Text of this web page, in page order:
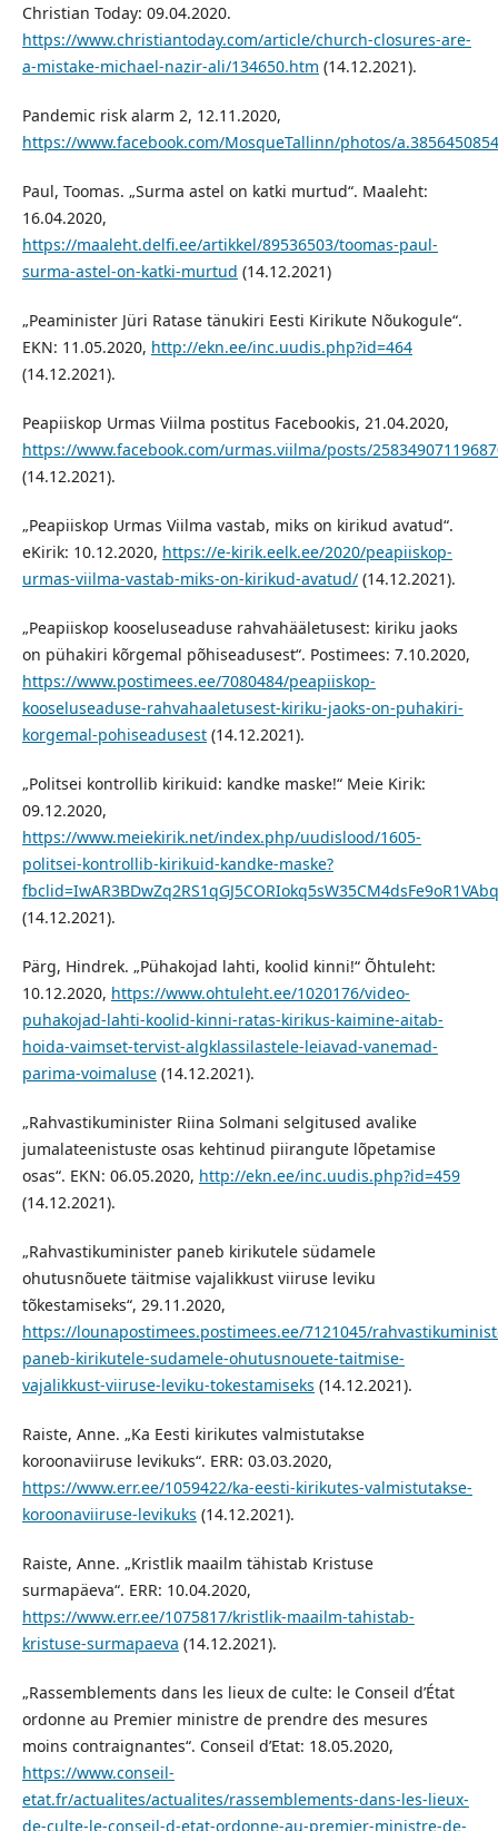
Christian Today: 09.04.2020.
https://www.christiantoday.com/article/church-closures-are-
a-mistake-michael-nazir-ali/134650.htm (14.12.2021).
Pandemic risk alarm 2, 12.11.2020,
https://www.facebook.com/MosqueTallinn/photos/
Paul, Toomas. „Surma astel on katki murtud“. Maaleht:
16.04.2020,
https://maaleht.delfi.ee/artikkel/89536503/toomas-paul-
surma-astel-on-katki-murtud (14.12.2021)
„Peaminister Jüri Ratase tänukiri Eesti Kirikute Nõukogule“.
EKN: 11.05.2020, http://ekn.ee/inc.uudis.php?id=464
(14.12.2021).
Peapiiskop Urmas Viilma postitus Facebookis, 21.04.2020,
https://www.facebook.com/urmas.viilma/posts/
(14.12.2021).
„Peapiiskop Urmas Viilma vastab, miks on kirikud avatud“.
eKirik: 10.12.2020, https://e-kirik.eelk.ee/2020/peapiiskop-
urmas-viilma-vastab-miks-on-kirikud-avatud/(14.12.2021).
„Peapiiskop kooseluseaduse rahvahääletusest: kiriku jaoks
on pühakiri kõrgemal põhiseadusest“. Postimees: 7.10.2020,
https://www.postimees.ee/7080484/peapiiskop-
kooseluseaduse-rahvahaaletusest-kiriku-jaoks-on-puhakiri-
korgemal-pohiseadusest(14.12.2021).
„Politsei kontrollib kirikuid: kandke maske!“ Meie Kirik:
09.12.2020,
https://www.meiekirik.net/index.php/uudislood/1605-
politsei-kontrollib-kirikuid-kandke-maske?
(14.12.2021).
Pärg, Hindrek. „Pühakojad lahti, koolid kinni!“ Õhtuleht:
10.12.2020, https://www.ohtuleht.ee/1020176/video-
puhakojad-lahti-koolid-kinni-ratas-kirikus-kaimine-aitab-
hoida-vaimset-tervist-algklassilastele-leiavad-vanemad-
parima-voimaluse(14.12.2021).
„Rahvastikuminister Riina Solmani selgitused avalike
jumalateenistuste osas kehtinud piirangute lõpetamise
osas“. EKN: 06.05.2020, http://ekn.ee/inc.uudis.php?id=459
(14.12.2021).
„Rahvastikuminister paneb kirikutele südamele
ohutusnõuete täitmise vajalikkust viiruse leviku
tõkestamiseks“, 29.11.2020,
https://lounapostimees.postimees.ee/7121045/
paneb-kirikutele-sudamele-ohutusnouete-taitmise-
vajalikkust-viiruse-leviku-tokestamiseks (14.12.2021).
Raiste, Anne. „Ka Eesti kirikutes valmistutakse
koroonaviiruse levikuks“. ERR: 03.03.2020,
https://www.err.ee/1059422/ka-eesti-kirikutes-valmistutakse-
koroonaviiruse-levikuks (14.12.2021).
Raiste, Anne. „Kristlik maailm tähistab Kristuse
surmapäeva“. ERR: 10.04.2020,
https://www.err.ee/1075817/kristlik-maailm-tahistab-
kristuse-surmapaeva (14.12.2021).
„Rassemblements dans les lieux de culte: le Conseil d’État
ordonne au Premier ministre de prendre des mesures
moins contraignantes“. Conseil d’Etat: 18.05.2020,
https://www.conseil-
etat.fr/actualites/actualites/rassemblements-dans-les-lieux-
de-culte-le-conseil-d-etat-ordonne-au-premier-ministre-de-